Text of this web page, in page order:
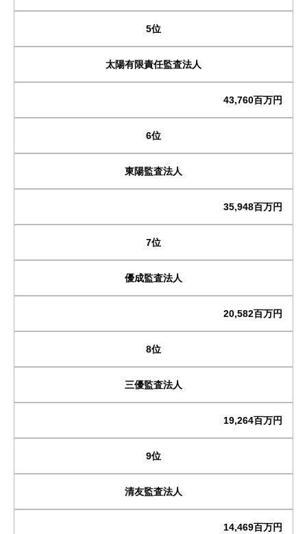
5位
太陽有限責任監査法人
43,760百万円
6位
東陽監査法人
35,948百万円
7位
優成監査法人
20,582百万円
8位
三優監査法人
19,264百万円
9位
清友監査法人
14,469百万円